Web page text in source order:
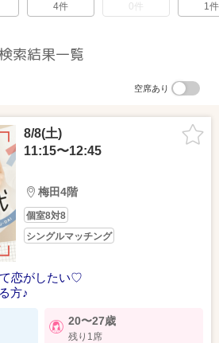
4件
0件
1件
検索結果一覧
空席あり
8/8(土)
11:15〜12:45
梅田4階
個室8対8
シングルマッチング
恋がしたい♡
方♪
20〜27歳
残り1席